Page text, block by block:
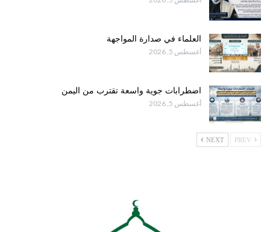
العلماء في صدارة المواجهة
أغسطس 5, 2026
اضطرابات جوية واسعة تقترب من اليمن
أغسطس 5, 2026
NEXT